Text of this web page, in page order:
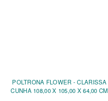
POLTRONA FLOWER - CLARISSA
CUNHA 108,00 X 105,00 X 64,00 CM